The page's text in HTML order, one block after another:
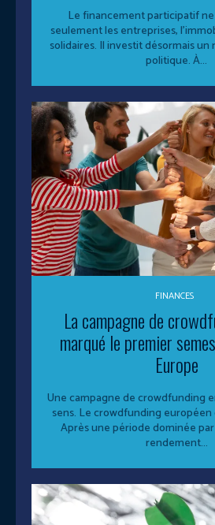
Le financement participatif
seulement les entreprises,
solidaires. Il investit désormais un
politique. À...
FINANCES
La campagne de
marqué le premier
Europe
Une campagne de crowdfunding
sens. Le crowdfunding européen
Après une période dominée
rendement...